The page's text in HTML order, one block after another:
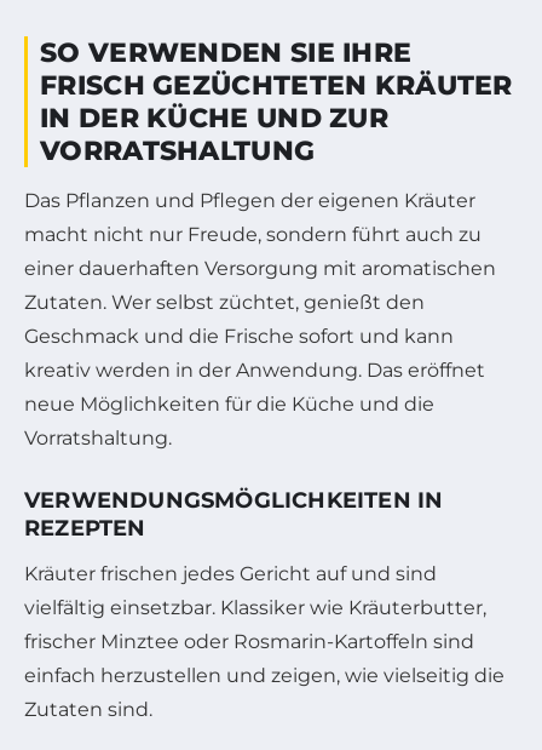
SO VERWENDEN SIE IHRE
FRISCH GEZÜCHTETEN KRÄUTER
IN DER KÜCHE UND ZUR
VORRATSHALTUNG
Das Pflanzen und Pflegen der eigenen Kräuter
macht nicht nur Freude, sondern führt auch zu
einer dauerhaften Versorgung mit aromatischen
Zutaten. Wer selbst züchtet, genießt den
Geschmack und die Frische sofort und kann
kreativ werden in der Anwendung. Das eröffnet
neue Möglichkeiten für die Küche und die
Vorratshaltung.
VERWENDUNGSMÖGLICHKEITEN IN
REZEPTEN
Kräuter frischen jedes Gericht auf und sind
vielfältig einsetzbar. Klassiker wie Kräuterbutter,
frischer Minztee oder Rosmarin-Kartoffeln sind
einfach herzustellen und zeigen, wie vielseitig die
Zutaten sind.